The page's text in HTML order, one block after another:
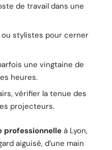
de travail dans une
ou stylistes pour cerner
une vingtaine de
heures.
vérifier la tenue des
projecteurs.
professionnelle à Lyon,
aiguisé, d’une main